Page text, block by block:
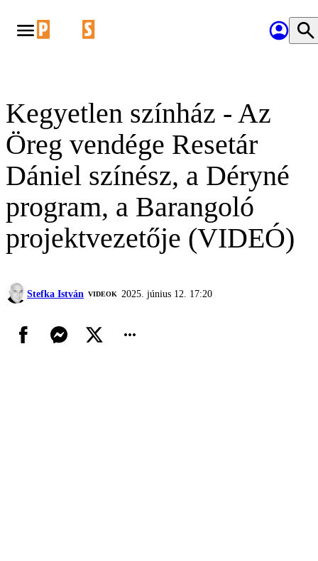
Kegyetlen színház - Az
Öreg vendége Resetár
Dániel színész, a Déryné
program, a Barangoló
projektvezetője (VIDEÓ)
Stefka István VIDEOK 2025. június 12. 17:20